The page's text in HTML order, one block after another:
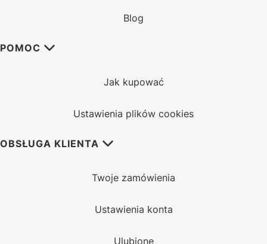
Blog
POMOC
Jak kupować
Ustawienia plików cookies
OBSŁUGA KLIENTA
Twoje zamówienia
Ustawienia konta
Ulubione